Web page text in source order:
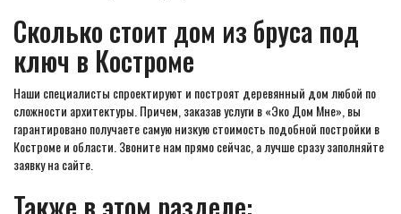
Сколько стоит дом из бруса под
ключ в Костроме
Наши специалисты спроектируют и построят деревянный дом любой по
сложности архитектуры. Причем, заказав услуги в «Эко Дом Мне», вы
гарантировано получаете самую низкую стоимость подобной постройки в
Костроме и области. Звоните нам прямо сейчас, а лучше сразу заполняйте
заявку на сайте.